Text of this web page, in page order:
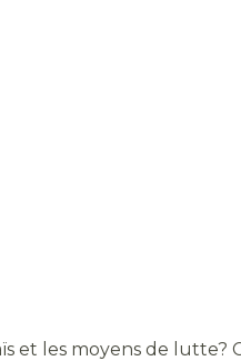
et les moyens de lutte?